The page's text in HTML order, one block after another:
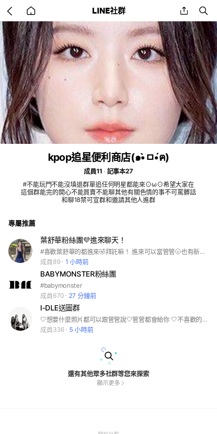
back
to
home
LINE社群 share
kpop追星便利商店(๑•̀ㅁ•́ฅ)
成員11
記事本27
#不能玩門不能沒填退群單追任何明星都能來⊙ω⊙希望大家在
這個群能完的開心不能買賣不能聊其他有關色情的事不可罵髒話
和聊18禁可宣群和邀請其他人進群
專屬推薦
葉舒華粉絲團💜進來聊天！
#喜歡葉舒華的都進來🤣拜託嘛！ 進來可以當管管🌝也有新人禮物喔🌚 現在非常缺人😭你進來嗎🫵 進來不要不禮貌喔！ 拜託拜託🙏🙏👉👈👉👈進來吧！
成員89
1 小時前
BABYMONSTER粉絲團
#babymonster
成員670
27 分鐘前
I-DLE送圖群
🤍想要什麼照片都可以跟管管說🤍管管都會給你 🤍不喜歡的成員不能罵🤍 🤍不接收❌紅人粉❌抖炮 🤍請遵守群組規定，第一次警告‼️第三次直接退出 🤍管管們都很溫柔🤍如果還有問題直接私訊管管IG: @min.ne0605 ‼️我幫你處理‼️ 🤍不要玩門（拜託了 💕其他的規定進來就知道了💕 🤍退群要寫退群單！ 🤍想要更了解女娃的話，我們也有測驗卷可以寫喔！ 🤍宣群只能三次呦 🤍還在等什麼？快點進來吧！ 🤍管管敬上
成員336
5 小時前
還有其他眾多社群等您來探索
顯示更多